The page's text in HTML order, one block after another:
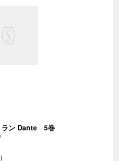
ラン Dante 5巻